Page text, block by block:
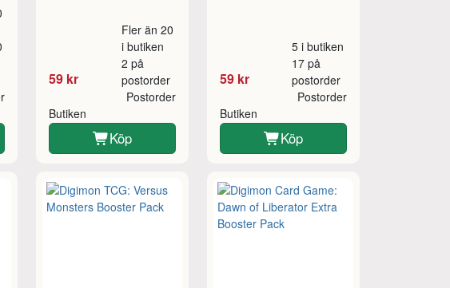
59 kr
Fler än 20
i butiken
2 på
postorder
Butiken
Postorder
Köp
59 kr
5 i butiken
17 på
postorder
Butiken
Postorder
Köp